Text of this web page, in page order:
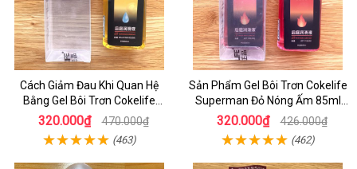
Cách Giảm Đau Khi Quan Hệ
Bằng Gel Bôi Trơn Cokelife
Supeman Vàng Nóng Ấm Chai
85ml
320.000₫ 470.000₫
(463)
Sản Phẩm Gel Bôi Trơn Cokelife
Superman Đỏ Nóng Ấm 85ml
Giảm Đau Khi Quan Hệ - Cách
Quan Hệ Không Đau
320.000₫ 426.000₫
(462)